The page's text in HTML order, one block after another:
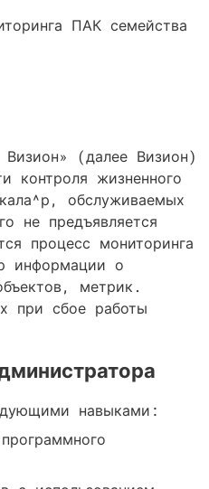
ПАК семейства
(далее Визион)
контроля жизненного
обслуживаемых
не предъявляется
процесс мониторинга
информации о
метрик.
при сбое работы
навыками: